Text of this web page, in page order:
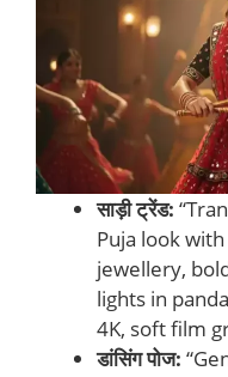
साड़ी ट्रेंड:
Puja look
jewellery,
lights in
4K, soft film
डांसिंग पोज: